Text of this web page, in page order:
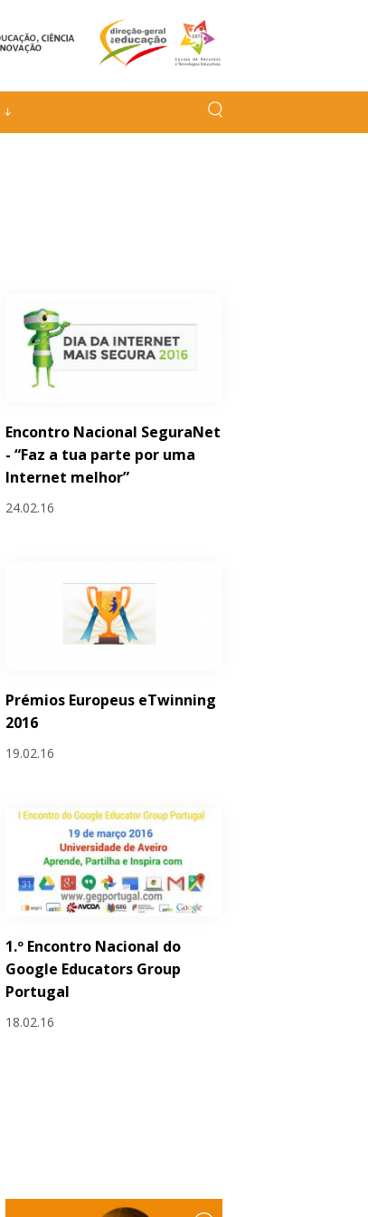
Encontro Nacional SeguraNet
- “Faz a tua parte por uma
Internet melhor”
24.02.16
Prémios Europeus eTwinning
2016
19.02.16
1.º Encontro Nacional do
Google Educators Group
Portugal
18.02.16